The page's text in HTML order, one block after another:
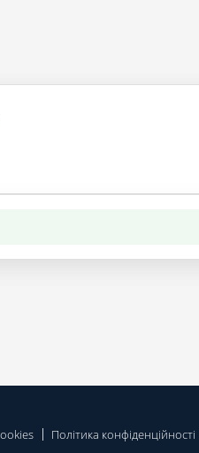
Політика конфіденційності